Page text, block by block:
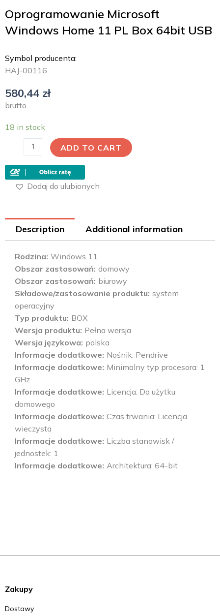
Oprogramowanie Microsoft
Windows Home 11 PL Box 64bit USB
Symbol producenta:
HAJ-00116
580,44 zł
brutto
18 in stock
ADD TO CART
Dodaj do ulubionych
Description Additional information
Rodzina Windows 11
Obszar zastosowań domowy
Obszar zastosowań biurowy
Składowe/zastosowanie produktu system
operacyjny
Typ produktu BOX
Wersja produktu Pełna wersja
Wersja językowa polska
Informacje dodatkowe Nośnik: Pendrive
Informacje dodatkowe Minimalny typ procesora: 1
GHz
Informacje dodatkowe Licencja: Do użytku
domowego
Informacje dodatkowe Czas trwania: Licencja
wieczysta
Informacje dodatkowe Liczba stanowisk /
jednostek: 1
Informacje dodatkowe Architektura: 64-bit
Zakupy
Dostawy